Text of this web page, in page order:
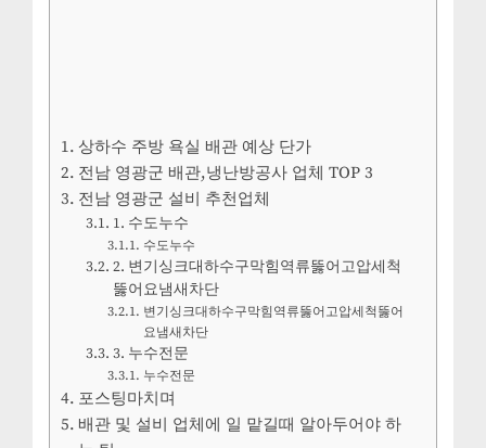
지,
막
힘
업
에
상하수 주방 욕실 배관 예상 단가
전남 영광군 배관,냉난방공사 업체 TOP 3
전남 영광군 설비 추천업체
1. 수도누수
수도누수
2. 변기싱크대하수구막힘역류뚫어고압세척
뚫어요냄새차단
변기싱크대하수구막힘역류뚫어고압세척뚫어
요냄새차단
3. 누수전문
누수전문
포스팅마치며
배관 및 설비 업체에 일 맡길때 알아두어야 하